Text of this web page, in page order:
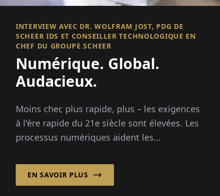
INTERVIEW AVEC DR. WOLFRAM JOST, PDG DE
SCHEER IDS ET CONSEILLER TECHNOLOGIQUE EN
CHEF DU GROUPE SCHEER
Numérique. Global.
Audacieux.
Moins cher, plus rapide, plus – les exigences
à l'ère rapide du 21e siècle sont élevées. Les
processus numériques aident les
EN SAVOIR PLUS